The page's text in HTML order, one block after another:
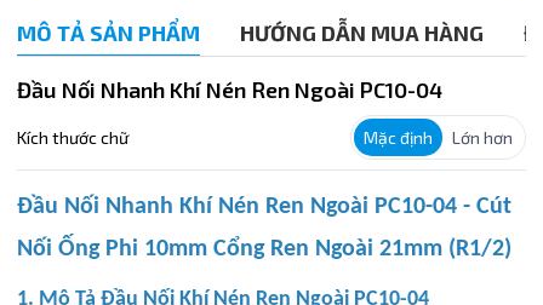
MÔ TẢ SẢN PHẨM HƯỚNG DẪN MUA HÀNG
Đầu Nối Nhanh Khí Nén Ren Ngoài PC10-04
Kích thước chữ Mặc định Lớn hơn
Đầu Nối Nhanh Khí Nén Ren Ngoài PC10-04 - Cút
Nối Ống Phi 10mm Cổng Ren Ngoài 21mm (R1/2)
1. Mô Tả Đầu Nối Khí Nén Ren Ngoài PC10-04